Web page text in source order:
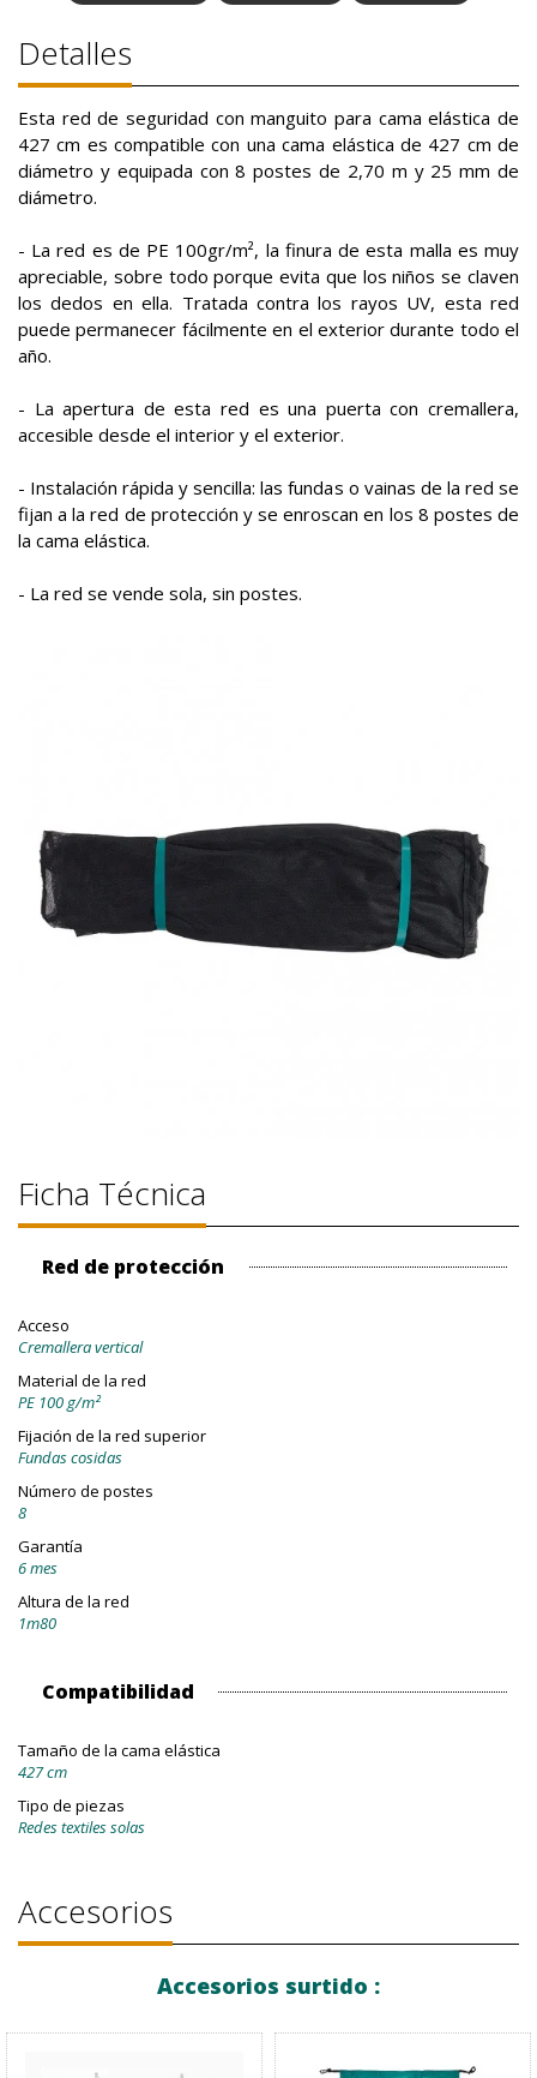
Detalles
Esta red de seguridad con manguito para cama elástica de
427 cm es compatible con una cama elástica de 427 cm de
diámetro y equipada con 8 postes de 2,70 m y 25 mm de
diámetro.
- La red es de PE 100gr/m², la finura de esta malla es muy
apreciable, sobre todo porque evita que los niños se claven
los dedos en ella. Tratada contra los rayos UV, esta red
puede permanecer fácilmente en el exterior durante todo el
año.
- La apertura de esta red es una puerta con cremallera,
accesible desde el interior y el exterior.
- Instalación rápida y sencilla: las fundas o vainas de la red se
fijan a la red de protección y se enroscan en los 8 postes de
la cama elástica.
- La red se vende sola, sin postes.
Ficha Técnica
Red de protección
Acceso
Cremallera vertical
Material de la red
PE 100 g/m²
Fijación de la red superior
Fundas cosidas
Número de postes
8
Garantía
6 mes
Altura de la red
1m80
Compatibilidad
Tamaño de la cama elástica
427 cm
Tipo de piezas
Redes textiles solas
Accesorios
Accesorios surtido :